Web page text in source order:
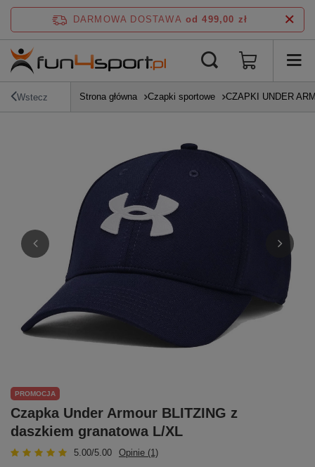
DARMOWA DOSTAWA od 499,00 zł
Wstecz Strona główna Czapki sportowe CZAPKI UNDER
PROMOCJA
Czapka Under Armour BLITZING z
daszkiem granatowa L/XL
5.00/5.00 Opinie (1)